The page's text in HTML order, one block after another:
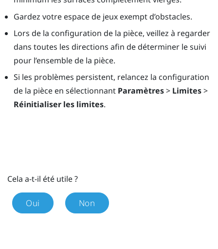
Gardez votre espace de jeux exempt d’obstacles.
Lors de la configuration de la pièce, veillez à regarder
dans toutes les directions afin de déterminer le suivi
pour l’ensemble de la pièce.
Si les problèmes persistent, relancez la configuration
de la pièce en sélectionnant Paramètres> Limites>
Réinitialiser les limites.
Cela a-t-il été utile ?
Oui Non